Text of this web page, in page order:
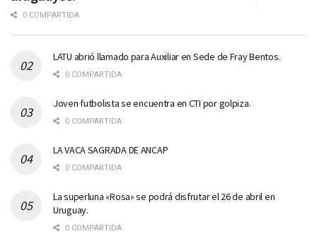
0 COMPARTIDA
LATU abrió llamado para Auxiliar en Sede de Fray Bentos.
0 COMPARTIDA
Joven futbolista se encuentra en CTI por golpiza.
0 COMPARTIDA
LA VACA SAGRADA DE ANCAP
0 COMPARTIDA
La superluna «Rosa» se podrá disfrutar el 26 de abril en
Uruguay.
0 COMPARTIDA